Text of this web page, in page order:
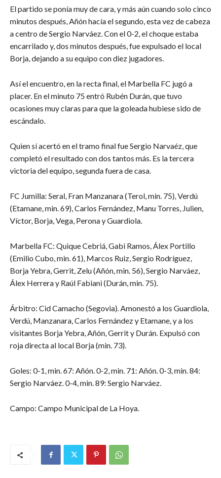
El partido se ponía muy de cara, y más aún cuando solo cinco
minutos después, Añón hacía el segundo, esta vez de cabeza
a centro de Sergio Narváez. Con el 0-2, el choque estaba
encarrilado y, dos minutos después, fue expulsado el local
Borja, dejando a su equipo con diez jugadores.
Así el encuentro, en la recta final, el Marbella FC jugó a
placer. En el minuto 75 entró Rubén Durán, que tuvo
ocasiones muy claras para que la goleada hubiese sido de
escándalo.
Quien sí acertó en el tramo final fue Sergio Narvaéz, que
completó el resultado con dos tantos más. Es la tercera
victoria del equipo, segunda fuera de casa.
FC Jumilla: Seral, Fran Manzanara (Terol, min. 75), Verdú
(Etamane, min. 69), Carlos Fernández, Manu Torres, Julien,
Víctor, Borja, Vega, Perona y Guardiola.
Marbella FC: Quique Cebriá, Gabi Ramos, Álex Portillo
(Emilio Cubo, min. 61), Marcos Ruiz, Sergio Rodríguez,
Borja Yebra, Gerrit, Zelu (Añón, min. 56), Sergio Narváez,
Álex Herrera y Raúl Fabiani (Durán, min. 75).
Árbitro: Cid Camacho (Segovia). Amonestó a los Guardiola,
Verdú, Manzanara, Carlos Fernández y Etamane, y a los
visitantes Borja Yebra, Añón, Gerrit y Durán. Expulsó con
roja directa al local Borja (min. 73).
Goles: 0-1, min. 67: Añón. 0-2, min. 71: Añón. 0-3, min. 84:
Sergio Narváez. 0-4, min. 89: Sergio Narváez.
Campo: Campo Municipal de La Hoya.